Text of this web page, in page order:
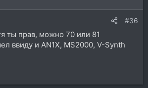
#36
ты прав, можно 70 или 81
ввиду и AN1X, MS2000, V-Synth